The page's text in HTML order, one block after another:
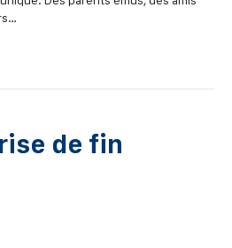
de fin